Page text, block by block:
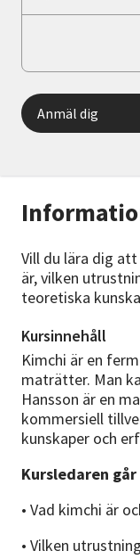
Vill du lära dig
är, vilken
teoretiska
Kursinnehåll
Kimchi är en
maträtter. Man
Hansson är en
kommersiell
kunskaper och
Kursledaren
• Vad kimchi är
• Vilken
Anmäl dig